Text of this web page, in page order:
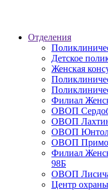
Отделения
Детское
Женская
Филиал
ОВОП
ОВОП
ОВОП
ОВОП
Филиал
98Б
ОВОП
Центр